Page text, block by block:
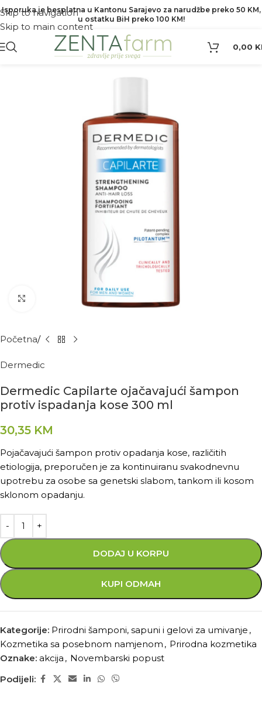
Skip to navigation
Skip to main content
Isporuka je besplatna u Kantonu Sarajevo za narudžbe preko 50 KM,
u ostatku BiH preko 100 KM!
0,00
Kliknite za povećanje
Početna
Dermedic
Dermedic Capilarte ojačavajući šampon
protiv ispadanja kose 300 ml
30,35 KM
Pojačavajući šampon protiv opadanja kose, različitih
etiologija, preporučen je za kontinuiranu svakodnevnu
upotrebu za osobe sa genetski slabom, tankom ili kosom
sklonom opadanju.
DODAJ U KORPU
KUPI ODMAH
Kategorije: Prirodni šamponi, sapuni i gelovi za umivanje ,
Kozmetika sa posebnom namjenom , Prirodna kozmetika
Oznake: akcija , Novembarski popust
Podijeli: